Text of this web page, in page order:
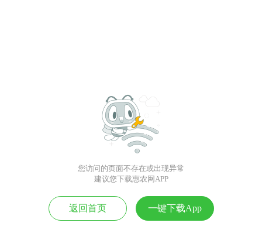
您访问的页面不存在或出现异常
建议您下载惠农网APP
返回首页 一键下载App